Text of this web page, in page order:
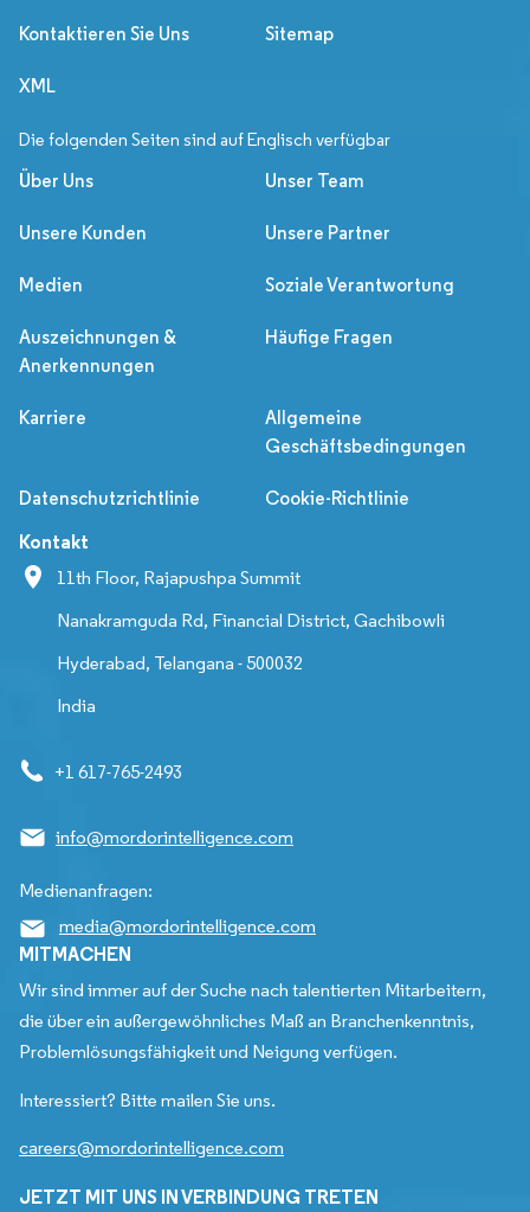
Kontaktieren Sie Uns Sitemap
XML
Die folgenden Seiten sind auf Englisch verfügbar
Über Uns Unser Team
Unsere Kunden Unsere Partner
Medien Soziale Verantwortung
Auszeichnungen &
Anerkennungen
Häufige Fragen
Karriere
Allgemeine
Geschäftsbedingungen
Datenschutzrichtlinie Cookie-Richtlinie
Kontakt
11th Floor, Rajapushpa Summit
Nanakramguda Rd, Financial District, Gachibowli
Hyderabad, Telangana - 500032
India
+1 617-765-2493
info@mordorintelligence.com
Medienanfragen:
media@mordorintelligence.com
MITMACHEN
Wir sind immer auf der Suche nach talentierten Mitarbeitern,
die über ein außergewöhnliches Maß an Branchenkenntnis,
Problemlösungsfähigkeit und Neigung verfügen.
Interessiert? Bitte mailen Sie uns.
careers@mordorintelligence.com
JETZT MIT UNS IN VERBINDUNG TRETEN